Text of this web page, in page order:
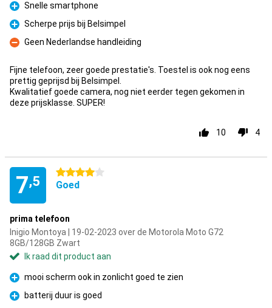
Pluspunt
Snelle smartphone
Pluspunt
Scherpe prijs bij Belsimpel
Minpunt
Geen Nederlandse handleiding
Fijne telefoon, zeer goede prestatie's. Toestel is ook nog eens
prettig geprijsd bij Belsimpel.
Kwalitatief goede camera, nog niet eerder tegen gekomen in
deze prijsklasse. SUPER!
10 4
7,5
4 sterren
Goed
prima telefoon
Inigio Montoya | 19-02-2023 over de Motorola Moto G72
8GB/128GB Zwart
Ik raad dit product aan
Pluspunt
mooi scherm ook in zonlicht goed te zien
Pluspunt
batterij duur is goed